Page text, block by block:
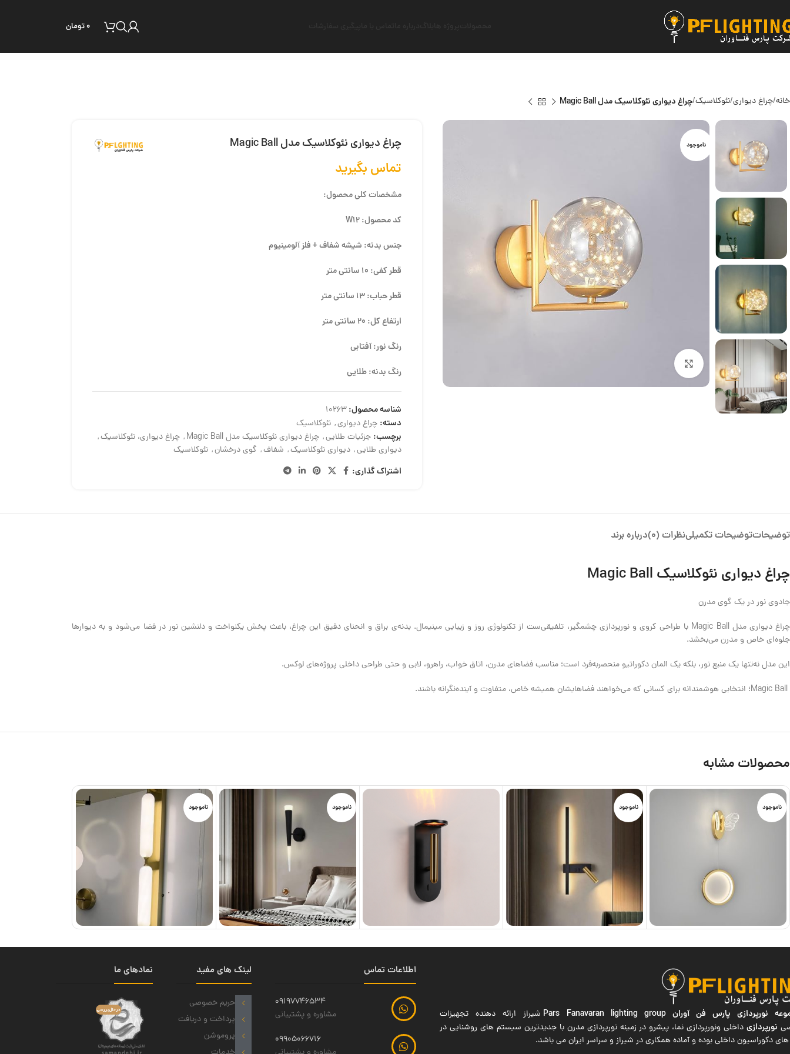
۰تومان
خانه چراغ دیواری نئوکلاسیک چراغ دیواری نئوکلاسیک مدل Magic Ball
ناموجود چراغ دیواری نئوکلاسیک مدل Magic Ball
تماس بگیرید
مشخصات کلی محصول:
کد محصول: W12
جنس بدنه: شیشه شفاف + فلز آلومینیوم
قطر کفی: 10 سانتی متر
قطر حباب: 13 سانتی متر
ارتفاع کل: 20 سانتی متر
رنگ نور: آفتابی
رنگ بدنه: طلایی
شناسه محصول:10263
دسته: چراغ دیواری, نئوکلاسیک
برچسب: جزئیات طلایی, چراغ دیواری نئوکلاسیک مدل Magic Ball , چراغ دیواری، نئوکلاسیک,
دیواری طلایی, دیواری نئوکلاسیک, شفاف, گوی درخشان, نئوکلاسیک
اشتراک گذاری:
توضیحاتتوضیحات تکمیلینظرات (0) درباره برند
چراغ دیواری نئوکلاسیک Magic Ball
جادوی نور در یک گوی مدرن
چراغ دیواری مدل Magic Ball با طراحی کروی و نورپردازی چشمگیر، تلفیقی‌ست از تکنولوژی روز و زیبایی مینیمال. بدنه‌ی براق و انحنای دقیق این چراغ، باعث پخش یکنواخت و دلنشین نور در فضا می‌شود و به دیوارها
جلوه‌ای خاص و مدرن می‌بخشد.
این مدل نه‌تنها یک منبع نور، بلکه یک المان دکوراتیو منحصربه‌فرد است؛ مناسب فضاهای مدرن، اتاق خواب، راهرو، لابی و حتی طراحی داخلی پروژه‌های لوکس.
محصولات مشابه
ناموجود ناموجود ناموجود ناموجود
نورپردازی پارس فن آوران Pars Fanavaran lighting group شیراز ارائه دهنده تجهیزات
نورپردازیداخلی ونورپردازی نما، پیشرو در زمینه نورپردازی مدرن با جدیدترین سیستم های روشنایی در
های دکوراسیون داخلی بوده و آماده همکاری در شیراز و سراسر ایران می باشد.
اطلاعات تماس
09197746534
مشاوره و پشتیبانی
09905066716
لینک های مفید
حریم خصوصی
پرداخت و دریافت
پروموشن
نمادهای ما